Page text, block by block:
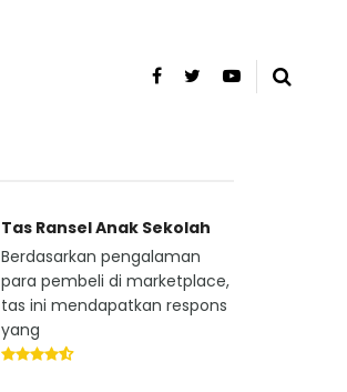
Tas Ransel Anak Sekolah
Berdasarkan pengalaman
para pembeli di marketplace,
tas ini mendapatkan respons
yang